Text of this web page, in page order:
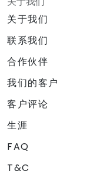
关于我们
联系我们
合作伙伴
我们的客户
客户评论
生涯
FAQ
T&C